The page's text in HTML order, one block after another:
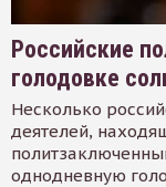
Российские
голодовке
Несколько
деятелей,
однодневную